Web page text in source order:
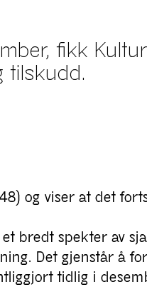
fikk
tilskudd.
og viser at det
bredt spekter av
Det gjenstår å
tidlig i